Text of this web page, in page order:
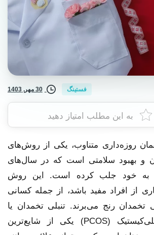
فستینگ 30 مهر, 1403
به این مطلب امتیاز دهید
روزه‌داری متناوب، یکی از روش‌های
و بهبود سلامتی است که در سال‌های
به خود جلب کرده است. این روش
از افراد مفید باشد، از جمله کسانی
تخمدان رنج می‌برند. تنبلی تخمدان یا
سندرم تخمدان پلی‌کیستیک (PCOS) یکی از شایع‌ترین